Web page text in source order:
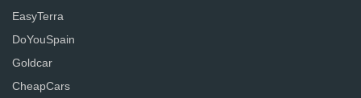
EasyTerra
DoYouSpain
Goldcar
CheapCars